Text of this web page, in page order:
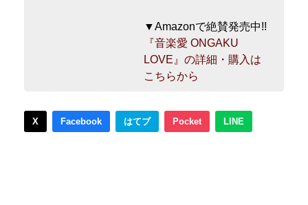
▼Amazonで絶賛発売中!!
『音楽愛 ONGAKU
LOVE』の詳細・購入は
こちらから
X Facebook はてブ Pocket LINE